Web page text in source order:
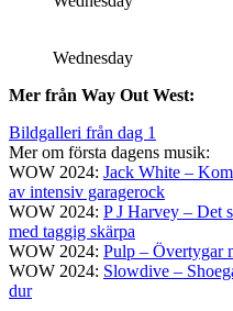
Wednesday
Mer från Way Out West:
Bildgalleri från dag 1
Mer om första dagens musik:
WOW 2024: Jack White –
av intensiv garagerock
WOW 2024: P J Harvey – Det
med taggig skärpa
WOW 2024: Pulp – Övertygar
WOW 2024: Slowdive –
dur